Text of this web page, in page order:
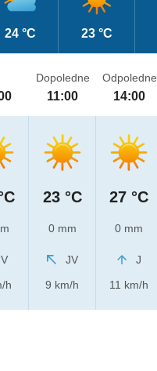
24 °C 23 °C
V
h
Dopoledne
11:00
23 °C
0 mm
JV
9 km/h
Odpoledne
14:00
27 °C
0 mm
J
11 km/h